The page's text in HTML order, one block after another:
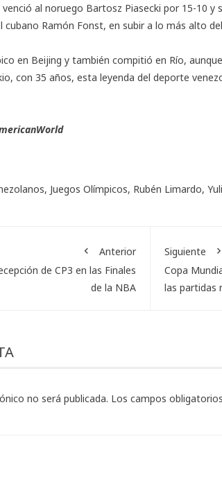
al noruego Bartosz Piasecki por 15-10 y
cubano Ramón Fonst, en subir a lo más alto
en Beijing y también compitió en Río,
con 35 años, esta leyenda del deporte
, Juegos Olímpicos, Rubén Limardo,
Anterior
de CP3 en las Finales
de la NBA
Siguiente
Copa
las partidas
no será publicada. Los campos